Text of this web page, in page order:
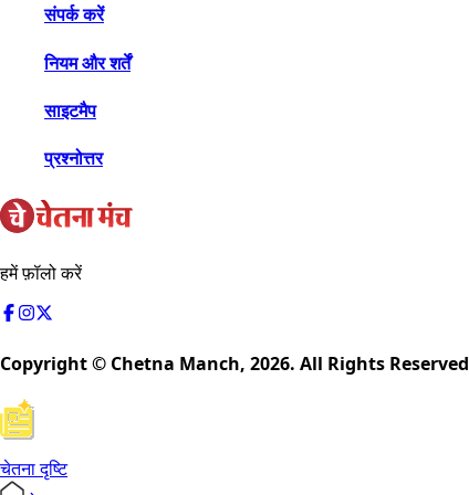
संपर्क करें
नियम और शर्तें
साइटमैप
प्रश्नोत्तर
हमें फ़ॉलो करें
Copyright © Chetna Manch, 2026. All Rights Reserved
चेतना दृष्टि